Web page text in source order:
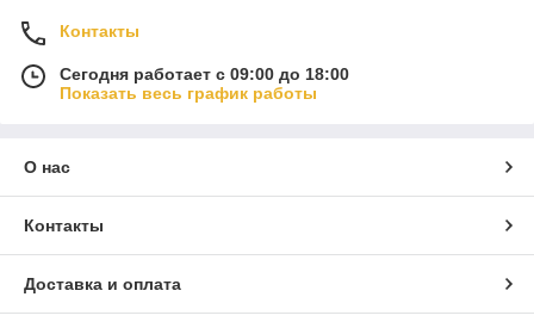
Контакты
Сегодня работает с 09:00 до 18:00
Показать весь график работы
О нас
Контакты
Доставка и оплата